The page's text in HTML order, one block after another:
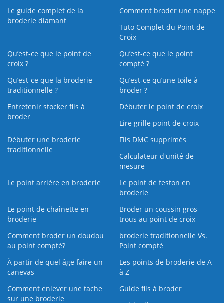
Le guide complet de la
broderie diamant
Comment broder une nappe
Tuto Complet du Point de
Croix
Qu’est-ce que le point de
croix ?
Qu’est-ce que le point
compté ?
Qu’est-ce que la broderie
traditionnelle ?
Qu’est‑ce qu’une toile à
broder ?
Entretenir stocker fils à
broder
Débuter le point de croix
Lire grille point de croix
Débuter une broderie
traditionnelle
Fils DMC supprimés
Calculateur d'unité de
mesure
Le point arrière en broderie
Le point de feston en
broderie
Le point de chaînette en
broderie
Broder un coussin gros
trous au point de croix
Comment broder un doudou
au point compté?
broderie traditionnelle Vs.
Point compté
À partir de quel âge faire un
canevas
Les points de broderie de A
à Z
Comment enlever une tache
sur une broderie
Guide fils à broder